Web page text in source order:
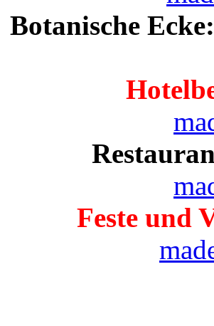
Botanische Ecke:
Feste und